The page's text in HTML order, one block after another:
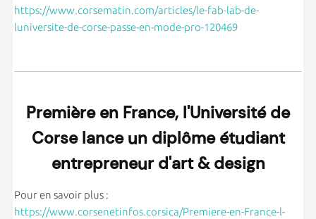
https://www.corsematin.com/articles/le-fab-lab-de-
luniversite-de-corse-passe-en-mode-pro-120469
Première en France, l'Université de
Corse lance un diplôme étudiant
entrepreneur d'art & design
Pour en savoir plus :
https://www.corsenetinfos.corsica/Premiere-en-France-l-